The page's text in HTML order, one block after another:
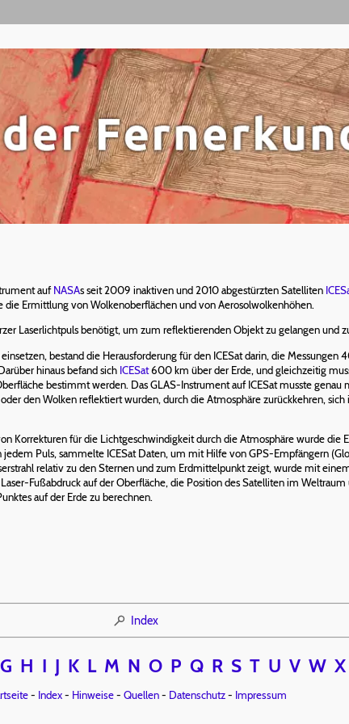
aufNASAs seit 2009 inaktiven und 2010 abgestürzten Satelliten
Ermittlung von Wolkenoberflächen und von Aerosolwolkenhöhen.
Laserlichtpuls benötigt, um zum reflektierenden Objekt zu gelangen und
bestand die Herausforderung für den ICESat darin, die Messungen
hinaus befand sich ICESat600 km über der Erde, und gleichzeitig
bestimmt werden. Das GLAS-Instrument auf ICESat musste genau
den Wolken reflektiert wurden, durch die Atmosphäre zurückkehren,
Korrekturen für die Lichtgeschwindigkeit durch die Atmosphäre wurde die
Puls, sammelte ICESat Daten, um mit Hilfe von GPS-Empfängern
relativ zu den Sternen und zum Erdmittelpunkt zeigt, wurde mit
Fußabdruck auf der Oberfläche, die Position des Satelliten im
auf der Erde zu berechnen.
Index
G H I J K L M N O P Q R S T U V W X
- Index- Hinweise- Quellen- Datenschutz- Impressum